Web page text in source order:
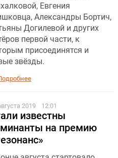
Евгения
Александры Бортич,
Догилевой и других
первой части, к
присоединятся и
звёзды.
2019 12:01
известны
на премию